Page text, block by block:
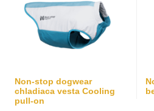
Non-stop dogwear
chladiaca vesta Cooling
pull-on